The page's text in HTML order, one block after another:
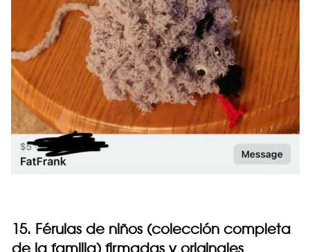
15. Férulas de niños (colección completa
de la familia) firmadas y originales